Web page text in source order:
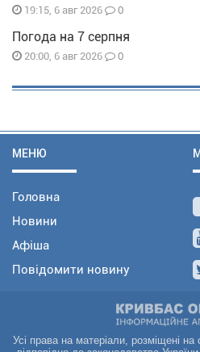
19:15, 6 авг 2026 0
Погода на 7 серпня
20:00, 6 авг 2026 0
МЕНЮ
Головна
Новини
Афіша
Повідомити новину
Усі права на матеріали, розміщені